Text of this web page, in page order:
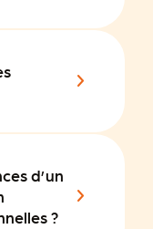
d’un
?